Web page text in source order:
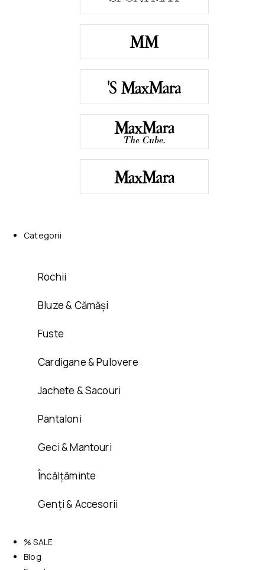
Categorii
Rochii
Bluze & Cămăși
Fuste
Cardigane & Pulovere
Jachete & Sacouri
Pantaloni
Geci & Mantouri
Încălțăminte
Genți & Accesorii
% SALE
Blog